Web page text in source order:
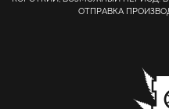
ОТПРАВКА